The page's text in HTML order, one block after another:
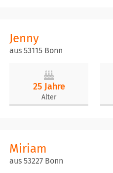
Jenny
aus 53115 Bonn
25 Jahre
Alter
Miriam
aus 53227 Bonn